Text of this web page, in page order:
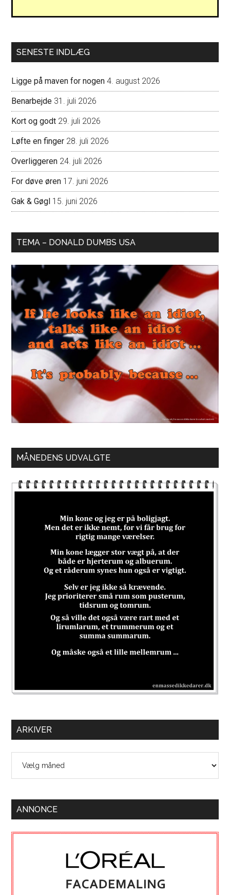
SENESTE INDLÆG
Ligge på maven for nogen 4. august 2026
Benarbejde 31. juli 2026
Kort og godt 29. juli 2026
Løfte en finger 28. juli 2026
Overliggeren 24. juli 2026
For døve øren 17. juni 2026
Gak & Gøgl 15. juni 2026
TEMA – DONALD DUMBS USA
MÅNEDENS UDVALGTE
ARKIVER
ANNONCE